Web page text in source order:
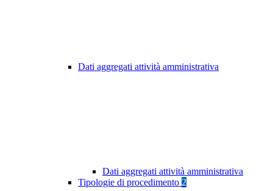
Dati aggregati attività amministrativa
Dati aggregati attività amministrativa
Tipologie di procedimento 2